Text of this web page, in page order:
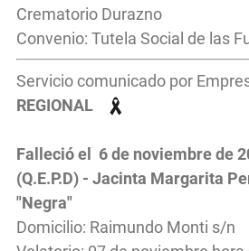
Crematorio Durazno
Convenio: Tutela Social de las
Servicio comunicado por
REGIONAL
Falleció el 6 de noviembre de
(Q.E.P.D) - Jacinta Margarita
"Negra"
Domicilio: Raimundo Monti s/n